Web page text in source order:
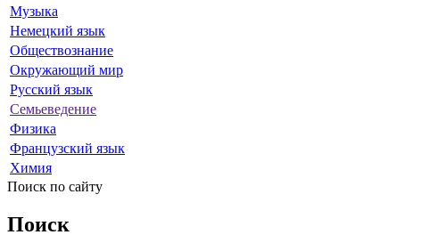
Музыка
Немецкий язык
Обществознание
Окружающий мир
Русский язык
Семьеведение
Физика
Французский язык
Химия
Поиск по сайту
Поиск